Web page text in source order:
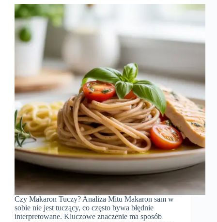
Czy Makaron Tuczy? Analiza Mitu Makaron sam w
sobie nie jest tuczący, co często bywa błędnie
interpretowane. Kluczowe znaczenie ma sposób